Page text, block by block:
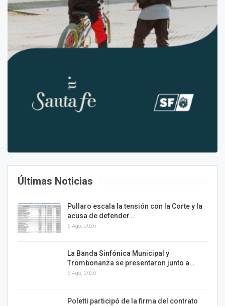
Últimas Noticias
Pullaro escala la tensión con la Corte y la
acusa de defender…
6 Ago, 2026
La Banda Sinfónica Municipal y
Trombonanza se presentaron junto a…
6 Ago, 2026
Poletti participó de la firma del contrato